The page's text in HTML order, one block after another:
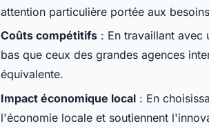
attention particulière portée aux
Coûts compétitifs : En travaillant avec
bas que ceux des grandes agences
équivalente.
Impact économique local : En
l'économie locale et soutiennent